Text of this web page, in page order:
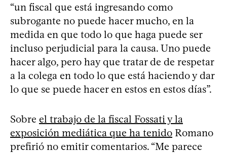
“un fiscal que está ingresando como
subrogante no puede hacer mucho, en la
medida en que todo lo que haga puede ser
incluso perjudicial para la causa. Uno puede
hacer algo, pero hay que tratar de de respetar
a la colega en todo lo que está haciendo y dar
lo que se puede hacer en estos en estos días”.
Sobre el trabajo de la fiscal Fossati y la
exposición mediática que ha tenido Romano
prefirió no emitir comentarios. “Me parece